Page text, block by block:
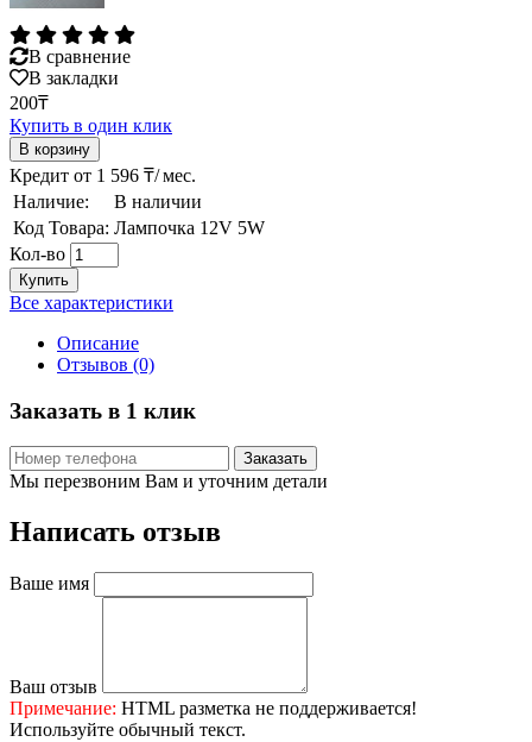
В сравнение
В закладки
200₸
Купить в один клик
Кредит от 1 596 ₸/ мес.
Наличие:
В наличии
Код Товара: Лампочка 12V 5W
Кол-во
Купить
Все характеристики
Описание
Отзывов (0)
Заказать в 1 клик
Заказать
Мы перезвоним Вам и уточним детали
Написать отзыв
Ваше имя
Ваш отзыв
Примечание: HTML разметка не поддерживается!
Используйте обычный текст.